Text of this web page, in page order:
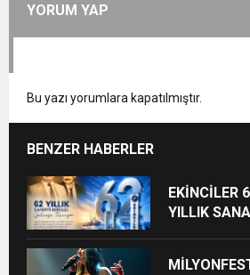
YORUM YAP
Bu yazı yorumlara kapatılmıştır.
BENZER HABERLER
EKİNCİLER
YILLIK